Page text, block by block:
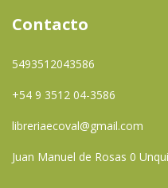
Contacto
5493512043586
+54 9 3512 04-3586
libreriaecoval@gmail.com
Juan Manuel de Rosas 0